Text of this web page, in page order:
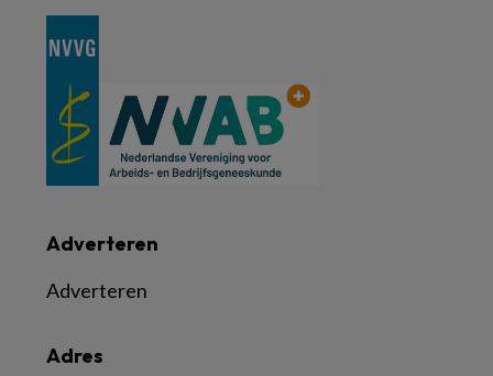
Adres
Adverteren
Adverteren